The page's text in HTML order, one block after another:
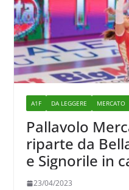
A1F DA LEGGERE MERCATO
Pallavolo
riparte da
e Signorile in
Kuznetsova e
23/04/2023